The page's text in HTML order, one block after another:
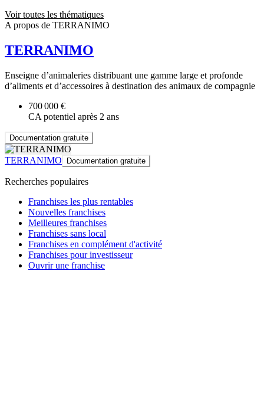
Voir toutes les thématiques
A propos de TERRANIMO
TERRANIMO
Enseigne d’animaleries distribuant une gamme large et profonde
d’aliments et d’accessoires à destination des animaux de compagnie
700 000 €
CA potentiel après 2 ans
Documentation gratuite
TERRANIMO Documentation gratuite
Recherches populaires
Franchises les plus rentables
Nouvelles franchises
Meilleures franchises
Franchises sans local
Franchises en complément d'activité
Franchises pour investisseur
Ouvrir une franchise